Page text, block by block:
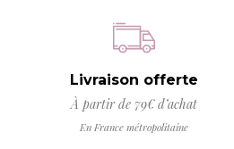
Livraison offerte
À partir de 79€ d’achat
En France métropolitaine